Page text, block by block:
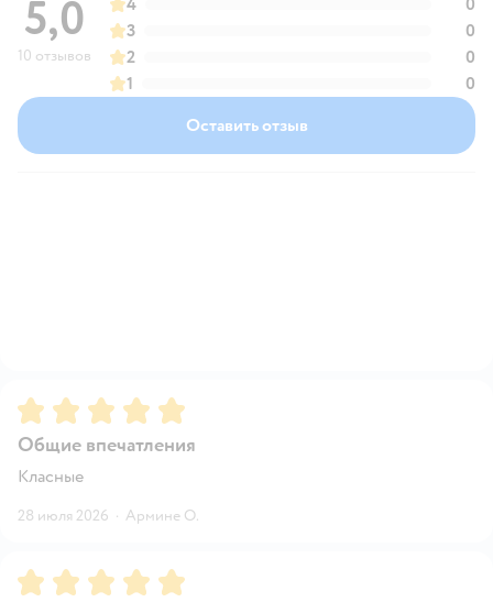
5,0
10 отзывов
3
0
2
0
1
0
Оставить отзыв
Рейтинг:5
Общие впечатления
Класные
28 июля 2026 · Армине О.
Рейтинг:5